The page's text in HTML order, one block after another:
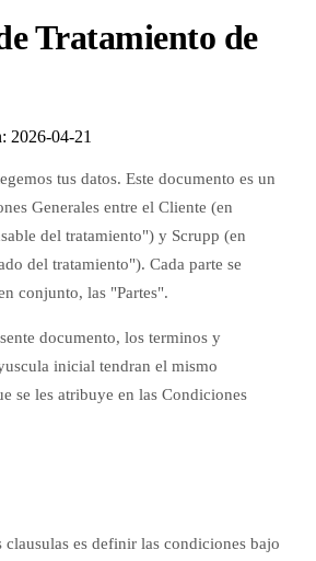
Tratamiento de
2026-04-21
tus datos. Este documento es un
Generales entre el Cliente (en
del tratamiento") y Scrupp (en
del tratamiento"). Cada parte se
conjunto, las "Partes".
documento, los terminos y
inicial tendran el mismo
se les atribuye en las Condiciones
clausulas es definir las condiciones bajo